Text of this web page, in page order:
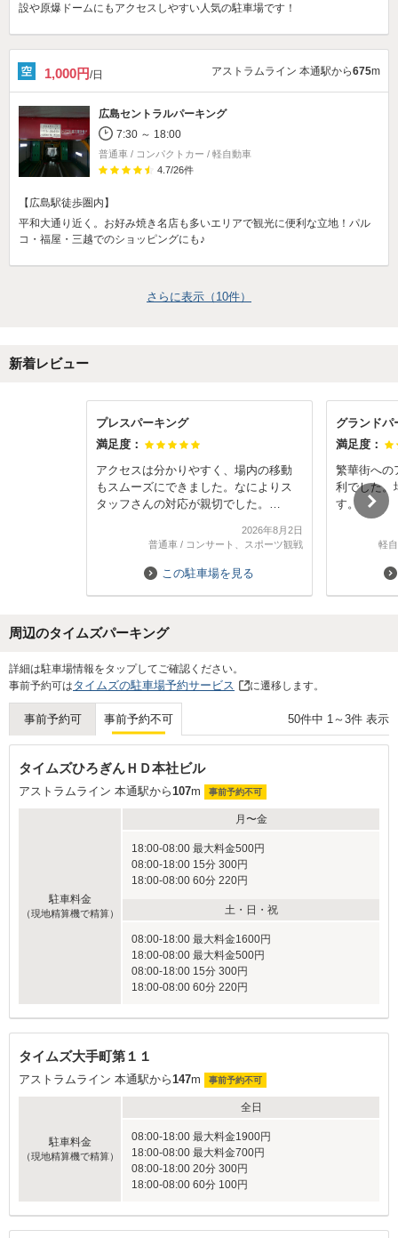
設や原爆ドームにもアクセスしやすい人気の駐車場です！
1,000円/日 アストラムライン 本通駅から675m
広島セントラルパーキング
7:30 ～ 18:00
普通車 / コンパクトカー / 軽自動車
4.7/26件
【広島駅徒歩圏内】
平和大通り近く。お好み焼き名店も多いエリアで観光に便利な立地！パル
コ・福屋・三越でのショッピングにも♪
さらに表示（ 10件）
新着レビュー
プレスパーキング
満足度：
アクセスは分かりやすく、場内の移動
もスムーズにできました。なによりス
タッフさんの対応が親切でした。
駐車場なので日陰に停められるだけで
時間程度停めても車内は涼しいままで
2026年8月2日
普通車/ コンサート、スポーツ観戦
この駐車場を見る
グランドパ
満足度：
繁華街への
利でした。
す。
軽
周辺のタイムズパーキング
詳細は駐車場情報をタップしてご確認ください。
事前予約可はタイムズの駐車場予約サービス に遷移します。
事前予約可 事前予約不可 50件中 1 ～ 3件 表示
タイムズひろぎんＨＤ本社ビル
アストラムライン 本通駅から107m 事前予約不可
駐車料金
（現地精算機で精算）
月〜金
18:00-08:00 最大料金500円
08:00-18:00 15分 300円
18:00-08:00 60分 220円
土・日・祝
08:00-18:00 最大料金1600円
18:00-08:00 最大料金500円
08:00-18:00 15分 300円
18:00-08:00 60分 220円
タイムズ大手町第１１
アストラムライン 本通駅から147m 事前予約不可
駐車料金
（現地精算機で精算）
全日
08:00-18:00 最大料金1900円
18:00-08:00 最大料金700円
08:00-18:00 20分 300円
18:00-08:00 60分 100円